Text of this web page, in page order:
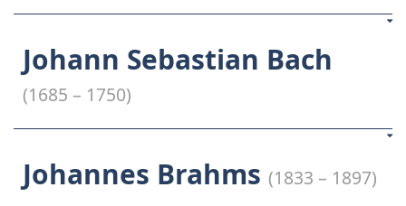
Johann Sebastian Bach
(1685 – 1750)
Johannes Brahms (1833 – 1897)